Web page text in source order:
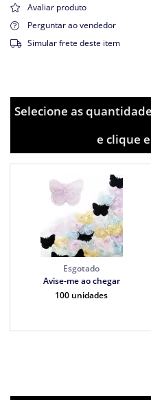
Avaliar produto
Perguntar ao vendedor
Simular frete deste item
Selecione as
e clique
Avise-me ao chegar
100 unidades